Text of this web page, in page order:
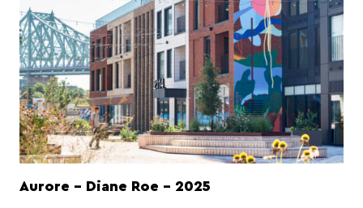
Aurore - Diane Roe - 2025